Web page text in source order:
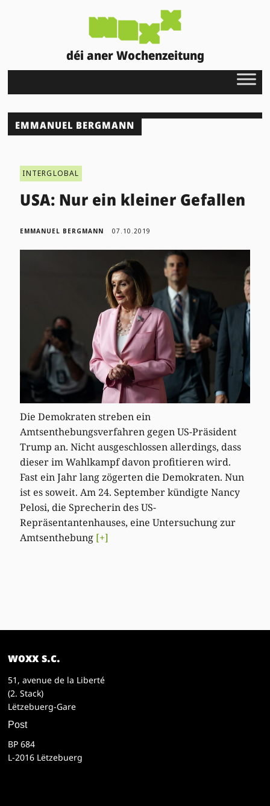
déi aner Wochenzeitung
EMMANUEL BERGMANN
INTERGLOBAL
USA: Nur ein kleiner Gefallen
EMMANUEL BERGMANN 07.10.2019
Die Demokraten streben ein
Amtsenthebungsverfahren gegen US-Präsident
Trump an. Nicht ausgeschlossen allerdings, dass
dieser im Wahlkampf davon profitieren wird.
Fast ein Jahr lang zögerten die Demokraten. Nun
ist es soweit. Am 24. September kündigte Nancy
Pelosi, die Sprecherin des US-
Repräsentantenhauses, eine Untersuchung zur
Amtsenthebung [+]
woxx s.c.
51, avenue de la Liberté
(2. Stack)
Lëtzebuerg-Gare
Post
BP 684
L-2016 Lëtzebuerg